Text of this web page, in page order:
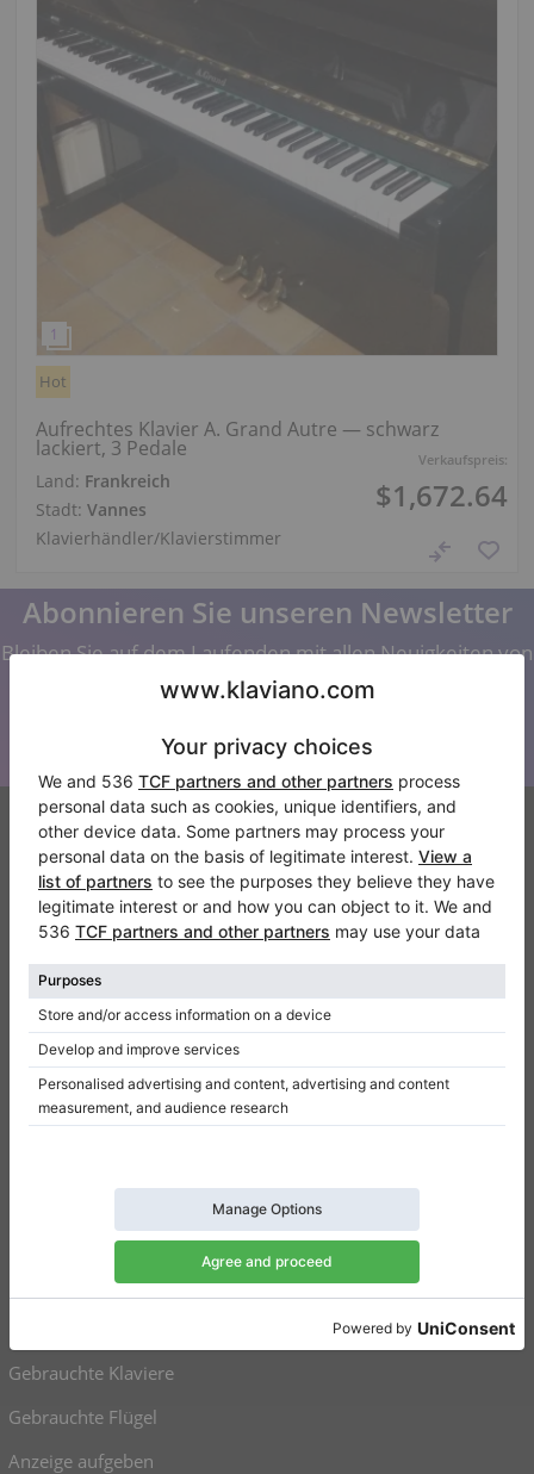
Verkaufspreis:
$1,672.64
Hot
Aufrechtes Klavier A. Grand Autre — schwarz
lackiert, 3 Pedale
Land: Frankreich
Stadt: Vannes
Klavierhändler/Klavierstimmer
Abonnieren Sie unseren Newsletter
Bleiben Sie auf dem Laufenden mit allen Neuigkeiten von
Klaviano
Klaviano
Kontakt
Über Uns
Referenz hinterlassen
Nutzungsbedingungen
Datenschutzerklärung
Klaviere zu verkaufen
Gebrauchte Klaviere
Gebrauchte Flügel
Anzeige aufgeben